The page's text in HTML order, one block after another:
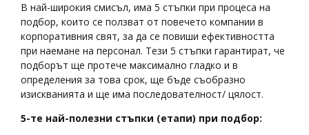
В най-широкия смисъл, има 5 стъпки при процеса на
подбор, които се ползват от повечето компании в
корпоративния свят, за да се повиши ефективността
при наемане на персонал. Тези 5 стъпки гарантират, че
подборът ще протече максимално гладко и в
определения за това срок, ще бъде съобразно
изискванията и ще има последователност/ цялост.
5-те най-полезни стъпки (етапи) при подбор: